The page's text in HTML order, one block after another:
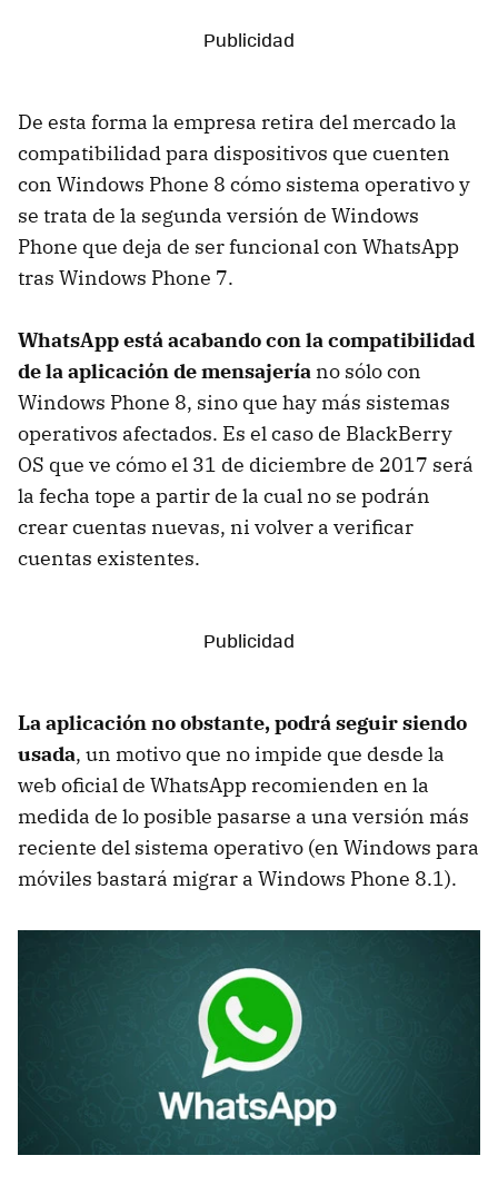
De esta forma la empresa retira del mercado la
compatibilidad para dispositivos que cuenten
con Windows Phone 8 cómo sistema operativo y
se trata de la segunda versión de Windows
Phone que deja de ser funcional con WhatsApp
tras Windows Phone 7.
WhatsApp está acabando con la compatibilidad
de la aplicación de mensajería no sólo con
Windows Phone 8, sino que hay más sistemas
operativos afectados. Es el caso de BlackBerry
OS que ve cómo el 31 de diciembre de 2017 será
la fecha tope a partir de la cual no se podrán
crear cuentas nuevas, ni volver a verificar
cuentas existentes.
La aplicación no obstante, podrá seguir siendo
usada, un motivo que no impide que desde la
web oficial de WhatsApp recomienden en la
medida de lo posible pasarse a una versión más
reciente del sistema operativo (en Windows para
móviles bastará migrar a Windows Phone 8.1).